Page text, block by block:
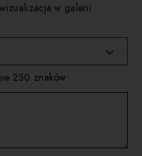
w galerii
250 znaków: